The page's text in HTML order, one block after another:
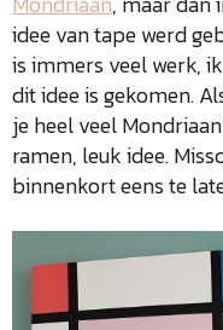
idee van tape werd
is immers veel werk,
dit idee is gekomen.
je heel veel
ramen, leuk idee.
binnenkort eens te